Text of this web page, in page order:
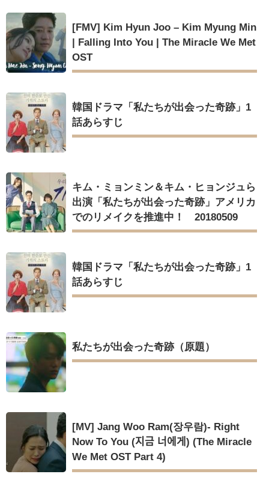
[FMV] Kim Hyun Joo – Kim Myung Min
| Falling Into You | The Miracle We Met
OST
韓国ドラマ「私たちが出会った奇跡」1
話あらすじ
キム・ミョンミン＆キム・ヒョンジュら
出演「私たちが出会った奇跡」アメリカ
でのリメイクを推進中！ 20180509
韓国ドラマ「私たちが出会った奇跡」1
話あらすじ
私たちが出会った奇跡（原題）
[MV] Jang Woo Ram(장우람)- Right
Now To You (지금 너에게) (The Miracle
We Met OST Part 4)